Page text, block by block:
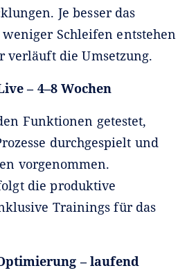
Je besser das
Schleifen entstehen
verläuft die Umsetzung.
– 4–8 Wochen
Funktionen getestet,
durchgespielt und
vorgenommen.
die produktive
Trainings für das
– laufend